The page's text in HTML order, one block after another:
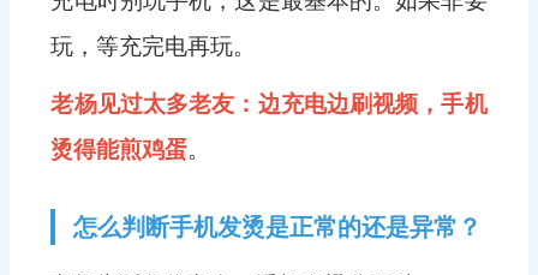
玩，等充完电再玩。
老杨见过太多老友：边充电边刷视频，手机
烫得能煎鸡蛋。
怎么判断手机发烫是正常的还是异常？